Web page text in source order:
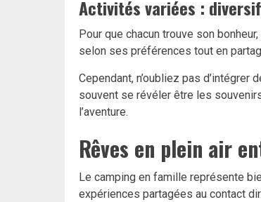
Activités variées :
Pour que chacun trouve son
selon ses préférences tout en
Cependant, n’oubliez pas
souvent se révéler être les
l’aventure.
Rêves en plein air
Le camping en famille représente
expériences partagées au contact